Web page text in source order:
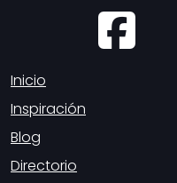
Inicio
Inspiración
Blog
Directorio